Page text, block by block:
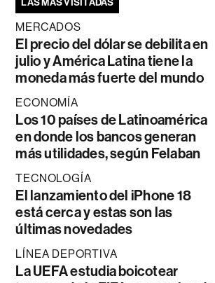
LAS MÁS VISITADAS
MERCADOS
El precio del dólar se debilita en
julio y América Latina tiene la
moneda más fuerte del mundo
ECONOMÍA
Los 10 países de Latinoamérica
en donde los bancos generan
más utilidades, según Felaban
TECNOLOGÍA
El lanzamiento del iPhone 18
está cerca y estas son las
últimas novedades
LÍNEA DEPORTIVA
La UEFA estudia boicotear